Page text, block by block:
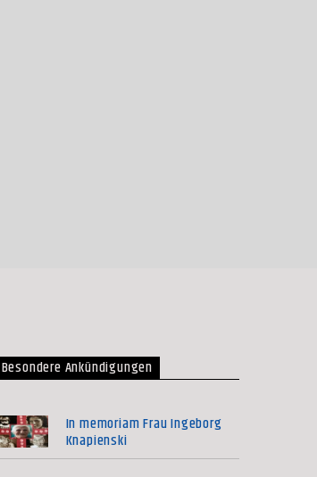
Besondere Ankündigungen
In memoriam Frau Ingeborg
Knapienski